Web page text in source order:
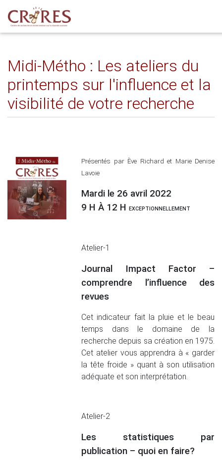
Midi-Métho : Les ateliers du
printemps sur l'influence et la
visibilité de votre recherche
Présentés par Ève Richard et Marie Denise
Lavoie
Mardi le 26 avril 2022
9 H À 12 HEXCEPTIONNELLEMENT
Atelier-1
Journal Impact Factor –
comprendre l’influence des
revues
Cet indicateur fait la pluie et le beau
temps dans le domaine de la
recherche depuis sa création en 1975.
Cet atelier vous apprendra à « garder
la tête froide » quant à son utilisation
adéquate et son interprétation.
Atelier-2
Les statistiques par
publication – quoi en faire?